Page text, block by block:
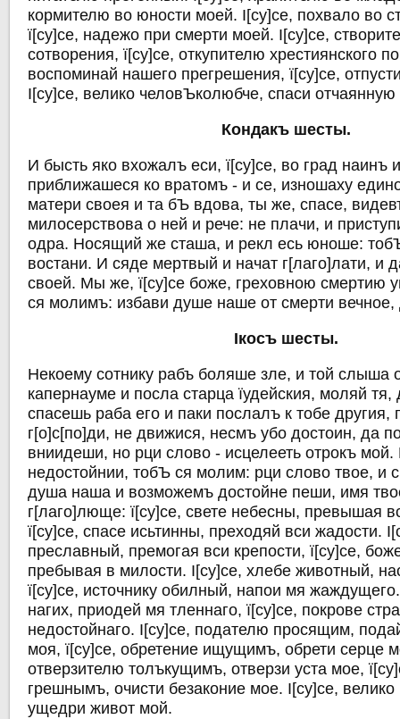
кормителю во юности моей. I[су]се, похвало во
ї[су]се, надежо при смерти моей. I[су]се,
сотворения, ї[су]се, откупителю хрестиянского
воспоминай нашего прегрешения, ї[су]се,
I[су]се, велико человЪколюбче, спаси
Кондакъ шесты.
И бысть яко вхожалъ еси, ї[су]се, во град наинъ
приближашеся ко вратомъ - и се, изношаху
матери своея и та бЪ вдова, ты же, спасе,
милосерствова о ней и рече: не плачи, и
одра. Носящий же сташа, и рекл есь юноше:
востани. И сяде мертвый и начат г[лаго]лати, и
своей. Мы же, ї[су]се боже, греховною смертию
ся молимъ: избави душе наше от смерти вечное,
Iкосъ шесты.
Некоему сотнику рабъ боляше зле, и той слыша
капернауме и посла старца їудейския, моляй
спасешь раба его и паки послалъ к тобе другия,
г[о]с[по]ди, не движися, несмъ убо достоин, да
вниидеши, но рци слово - исцелееть отрокъ
недостойнии, тобЪ ся молим: рци слово твое, и
душа наша и возможемъ достойне пеши, имя
г[лаго]люще: ї[су]се, свете небесны, превышая
ї[су]се, спасе исьтинны, преходяй вси жадости.
преславный, премогая вси крепости, ї[су]се,
пребывая в милости. I[су]се, хлебе животный,
ї[су]се, источнику обилный, напои мя
нагих, приодей мя тленнаго, ї[су]се, покрове
недостойнаго. I[су]се, подателю просящим,
моя, ї[су]се, обретение ищущимъ, обрети серце
отверзителю толъкущимъ, отверзи уста мое,
грешнымъ, очисти безаконие мое. I[су]се,
ущедри живот мой.